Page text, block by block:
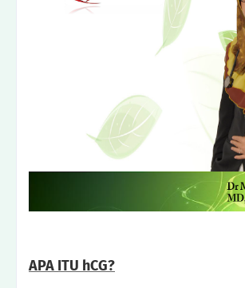
APA ITU hCG?